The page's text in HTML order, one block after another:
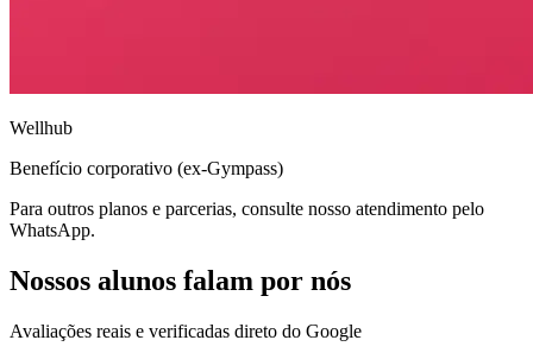
Wellhub
Benefício corporativo (ex-Gympass)
Para outros planos e parcerias, consulte nosso atendimento pelo
WhatsApp.
Nossos alunos falam por nós
Avaliações reais e verificadas direto do Google